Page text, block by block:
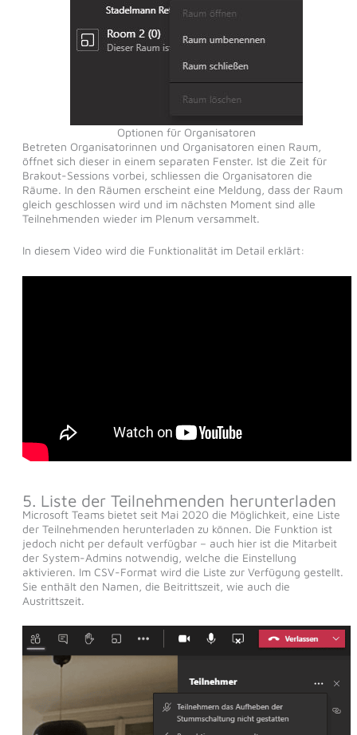
Optionen für Organisatoren
Betreten Organisatorinnen und Organisatoren einen Raum,
öffnet sich dieser in einem separaten Fenster. Ist die Zeit für
Brakout-Sessions vorbei, schliessen die Organisatoren die
Räume. In den Räumen erscheint eine Meldung, dass der Raum
gleich geschlossen wird und im nächsten Moment sind alle
Teilnehmenden wieder im Plenum versammelt.
In diesem Video wird die Funktionalität im Detail erklärt:
5. Liste der Teilnehmenden herunterladen
Microsoft Teams bietet seit Mai 2020 die Möglichkeit, eine Liste
der Teilnehmenden herunterladen zu können. Die Funktion ist
jedoch nicht per default verfügbar – auch hier ist die Mitarbeit
der System-Admins notwendig, welche die Einstellung
aktivieren. Im CSV-Format wird die Liste zur Verfügung gestellt.
Sie enthält den Namen, die Beitrittszeit, wie auch die
Austrittszeit.